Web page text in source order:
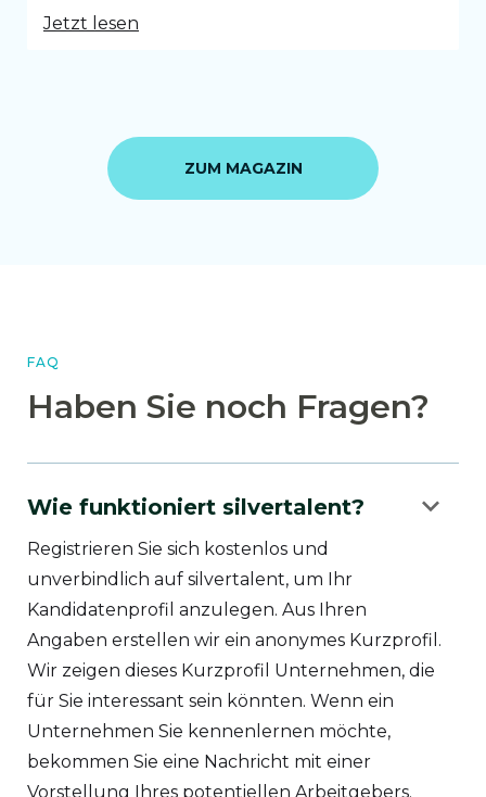
Jetzt lesen
ZUM MAGAZIN
FAQ
Haben Sie noch Fragen?
Wie funktioniert silvertalent? keyboard_arrow_down
Registrieren Sie sich kostenlos und
unverbindlich auf silvertalent, um Ihr
Kandidatenprofil anzulegen. Aus Ihren
Angaben erstellen wir ein anonymes Kurzprofil.
Wir zeigen dieses Kurzprofil Unternehmen, die
für Sie interessant sein könnten. Wenn ein
Unternehmen Sie kennenlernen möchte,
bekommen Sie eine Nachricht mit einer
Vorstellung Ihres potentiellen Arbeitgebers.